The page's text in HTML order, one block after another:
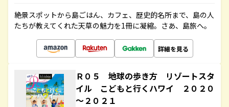
絶景スポットから島ごはん、カフェ、歴史的名所まで、島の人
たちが教えてくれた天草の魅力を1冊に凝縮。さあ、島旅へ。
詳細を見る
Ｒ０５ 地球の歩き方 リゾートスタ
イル こどもと行くハワイ ２０２０
～２０２１